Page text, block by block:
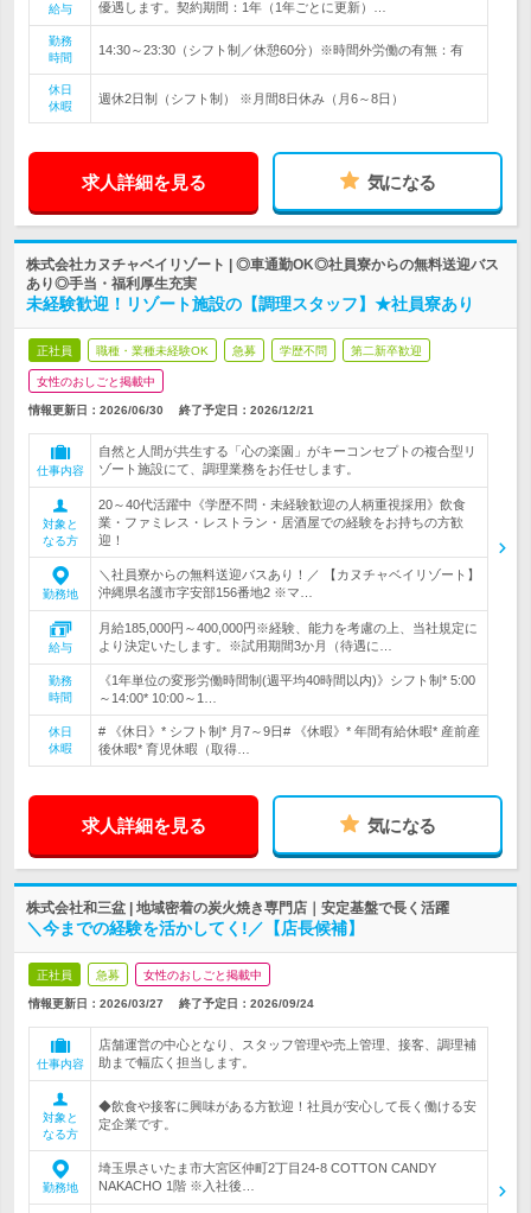
給与
優遇します。契約期間：1年（1年ごとに更新）…
勤務
時間
14:30～23:30（シフト制／休憩60分）※時間外労働の有無：有
休日
休暇
週休2日制（シフト制） ※月間8日休み（月6～8日）
求人詳細を見る 気になる
株式会社カヌチャベイリゾート | ◎車通勤OK◎社員寮からの無料送迎バス
あり◎手当・福利厚生充実
未経験歓迎！リゾート施設の【調理スタッフ】★社員寮あり
正社員 職種・業種未経験OK 急募 学歴不問 第二新卒歓迎
女性のおしごと掲載中
情報更新日：2026/06/30 終了予定日： 2026/12/21
仕事内容
自然と人間が共生する「心の楽園」がキーコンセプトの複合型リ
ゾート施設にて、調理業務をお任せします。
対象と
なる方
20～40代活躍中《学歴不問・未経験歓迎の人柄重視採用》飲食
業・ファミレス・レストラン・居酒屋での経験をお持ちの方歓
迎！
勤務地
＼社員寮からの無料送迎バスあり！／ 【カヌチャベイリゾート】
沖縄県名護市字安部156番地2 ※マ…
給与
月給185,000円～400,000円※経験、能力を考慮の上、当社規定に
より決定いたします。※試用期間3か月（待遇に…
勤務
時間
《1年単位の変形労働時間制(週平均40時間以内)》シフト制* 5:00
～14:00* 10:00～1…
休日
休暇
# 《休日》* シフト制* 月7～9日# 《休暇》* 年間有給休暇* 産前産
後休暇* 育児休暇（取得…
求人詳細を見る 気になる
株式会社和三盆 | 地域密着の炭火焼き専門店｜安定基盤で長く活躍
＼今までの経験を活かしてく!／【店長候補】
正社員 急募 女性のおしごと掲載中
情報更新日：2026/03/27 終了予定日： 2026/09/24
仕事内容
店舗運営の中心となり、スタッフ管理や売上管理、接客、調理補
助まで幅広く担当します。
対象と
なる方
◆飲食や接客に興味がある方歓迎！社員が安心して長く働ける安
定企業です。
勤務地
埼玉県さいたま市大宮区仲町2丁目24-8 COTTON CANDY
NAKACHO 1階 ※入社後…